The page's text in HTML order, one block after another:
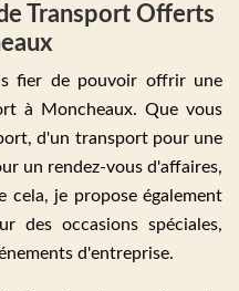
Transport Offerts
fier de pouvoir offrir une
à Moncheaux. Que vous
d'un transport pour une
un rendez-vous d'affaires,
cela, je propose également
des occasions spéciales,
d'entreprise.